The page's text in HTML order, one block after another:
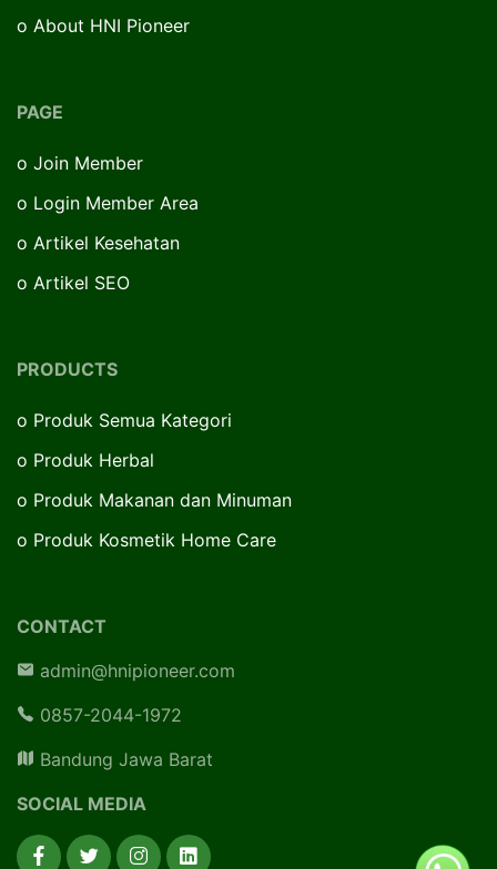
o About HNI Pioneer
PAGE
o Join Member
o Login Member Area
o Artikel Kesehatan
o Artikel SEO
PRODUCTS
o Produk Semua Kategori
o Produk Herbal
o Produk Makanan dan Minuman
o Produk Kosmetik Home Care
CONTACT
admin@hnipioneer.com
0857-2044-1972
Bandung Jawa Barat
SOCIAL MEDIA